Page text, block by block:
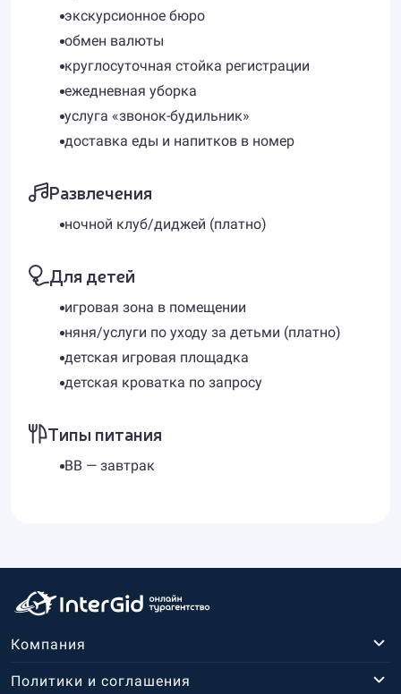
экскурсионное бюро
обмен валюты
круглосуточная стойка регистрации
ежедневная уборка
услуга «звонок-будильник»
доставка еды и напитков в номер
Развлечения
ночной клуб/диджей (платно)
Для детей
игровая зона в помещении
няня/услуги по уходу за детьми (платно)
детская игровая площадка
детская кроватка по запросу
Типы питания
BB — завтрак
Компания
Политики и соглашения